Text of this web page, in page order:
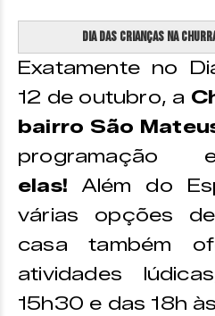
Dia das Crianças na
Exatamente no
12 de outubro, a
bairro São
programação
elas! Além do
várias opções
casa também
atividades
15h30 e das 18h